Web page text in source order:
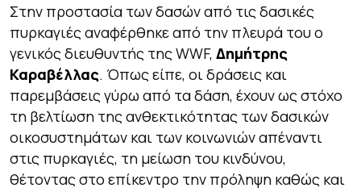
Στην προστασία των δασών από τις δασικές
πυρκαγιές αναφέρθηκε από την πλευρά του ο
γενικός διευθυντής της WWF, Δημήτρης
Καραβέλλας. Όπως είπε, οι δράσεις και
παρεμβάσεις γύρω από τα δάση, έχουν ως στόχο
τη βελτίωση της ανθεκτικότητας των δασικών
οικοσυστημάτων και των κοινωνιών απέναντι
στις πυρκαγιές, τη μείωση του κινδύνου,
θέτοντας στο επίκεντρο την πρόληψη καθώς και